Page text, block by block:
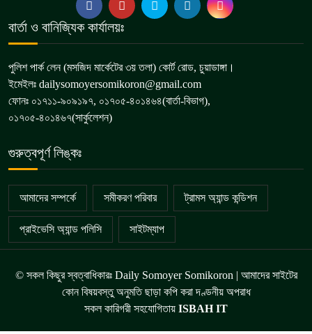
বার্তা ও বানিজ্যিক কার্যালয়ঃ
পুলিশ পার্ক লেন (মসজিদ মার্কেটের ৩য় তলা) কোর্ট রোড, চুয়াডাঙ্গা।
ইমেইলঃ dailysomoyersomikoron@gmail.com
ফোনঃ ০১৭১১-৯০৯১৯৭, ০১৭০৫-৪০১৪৬৪(বার্তা-বিভাগ),
০১৭০৫-৪০১৪৬৭(সার্কুলেশন)
গুরুত্বপূর্ণ লিঙ্কঃ
আমাদের সম্পর্কে সমীকরণ পরিবার ট্রামস অ্যান্ড কন্ডিশন
প্রাইভেসি অ্যান্ড পলিসি সাইটম্যাপ
© সকল কিছুর স্বত্বাধিকারঃ Daily Somoyer Somikoron | আমাদের সাইটের
কোন বিষয়বস্তু অনুমতি ছাড়া কপি করা দণ্ডনীয় অপরাধ
সকল কারিগরী সহযোগিতায় ISBAH IT